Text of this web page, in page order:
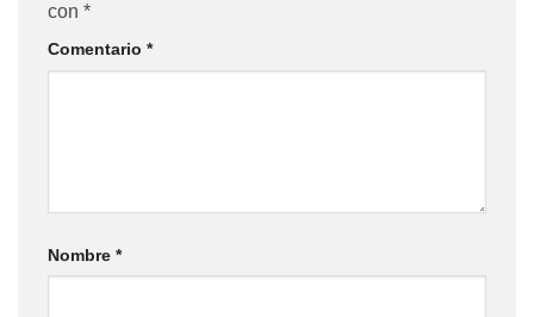
con *
Comentario *
Nombre *